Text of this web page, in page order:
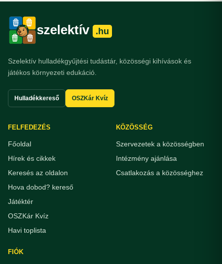
szelektív .hu
Szelektív hulladékgyűjtési tudástár, közösségi kihívások és
játékos környezeti edukáció.
Hulladékkereső OSZKár Kvíz
FELFEDEZÉS
Főoldal
Hírek és cikkek
Keresés az oldalon
Hova dobod? kereső
Játéktér
OSZKár Kvíz
Havi toplista
KÖZÖSSÉG
Szervezetek a közösségben
Intézmény ajánlása
Csatlakozás a közösséghez
FIÓK